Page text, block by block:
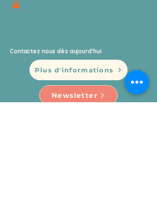
Contactez nous dès aujourd'hui
Plus d'informations
Newsletter